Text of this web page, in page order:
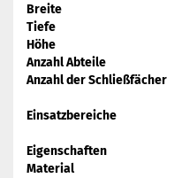
Breite
Tiefe
Höhe
Anzahl Abteile
Anzahl der Schließfächer
Einsatzbereiche
Eigenschaften
Material